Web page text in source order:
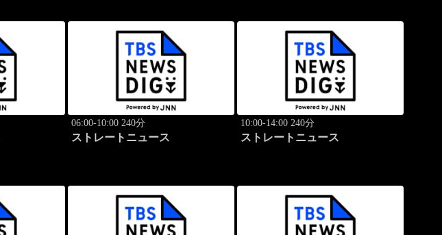
06:00-10:00 240分
ストレートニュース
10:00-14:00 240分
ストレートニュース